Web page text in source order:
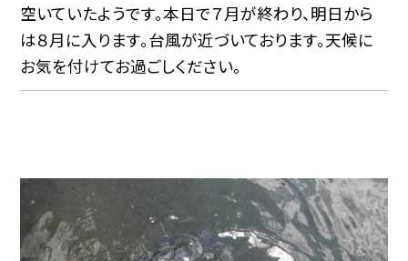
空いていたようです。本日で７月が終わり、明日から
は８月に入ります。台風が近づいております。天候に
お気を付けてお過ごしください。